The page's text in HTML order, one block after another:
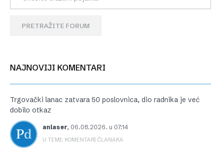
PRETRAŽITE FORUM
NAJNOVIJI KOMENTARI
Trgovački lanac zatvara 50 poslovnica, dio radnika je već
dobilo otkaz
anlaser, 06.08.2026. u 07:14
U TEMI: KOMENTARI ČLANAKA